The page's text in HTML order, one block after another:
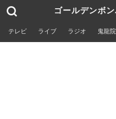
ゴールデンボ
テレビ ライブ ラジオ 鬼龍